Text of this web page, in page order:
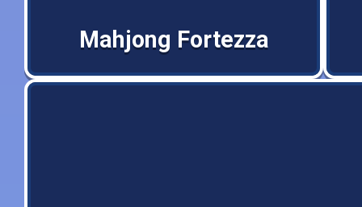
Mahjong Fortezza